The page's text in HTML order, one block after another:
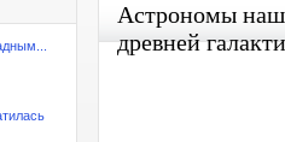
Астрономы
древней